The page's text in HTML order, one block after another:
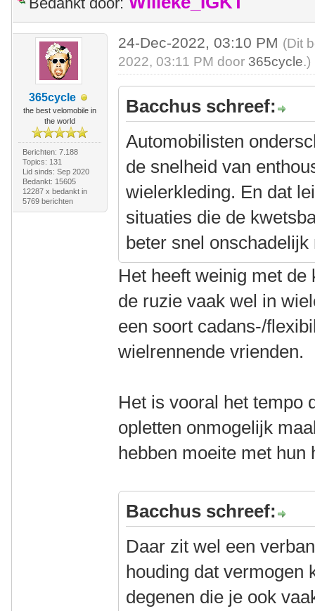
365cycle
the best velomobile in
the world
Berichten: 7.188
Topics: 131
Lid sinds: Sep 2020
Bedankt: 15605
12287 x bedankt in
5769 berichten
24-Dec-2022, 03:10 PM (Dit
2022, 03:11 PM door 365cycle.)
Bacchus schreef:
Automobilisten
de snelheid van
wielerkleding. En dat
situaties die de
beter snel onschadelijk
Het heeft weinig met
de ruzie vaak wel in
een soort cadans-/
wielrennende vrienden.
Het is vooral het tempo
opletten onmogelijk
hebben moeite met hun
Bacchus schreef:
Daar zit wel een
houding dat vermogen
degenen die je ook